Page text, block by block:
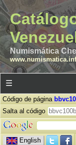
Numismática
☰
Código de página
Salta al código
English